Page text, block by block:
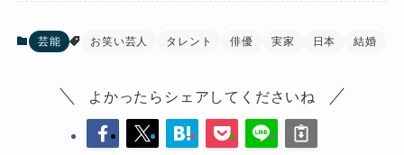
芸能 お笑い芸人 タレント 俳優 実家 日本 結婚
よかったらシェアしてくださいね